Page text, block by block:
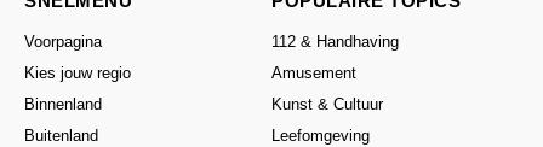
Voorpagina
Kies jouw regio
Binnenland
Buitenland
112 & Handhaving
Amusement
Kunst & Cultuur
Leefomgeving